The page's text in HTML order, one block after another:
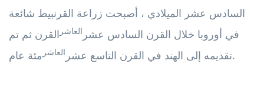
السادس عشر الميلادي ، أصبحت زراعة القرنبيط شائعة
في أوروبا خلال القرن السادس عشر العاشر القرن ثم تم
تقديمه إلى الهند في القرن التاسع عشر العاشر مئة عام.